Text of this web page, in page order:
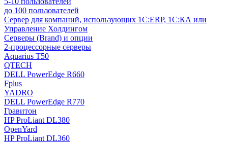
до 100 пользователей
Сервер для компаний, использующих 1C:ERP, 1С:КА или
Управление Холдингом
Серверы (Brand) и опции
2-процессорные серверы
Aquarius T50
QTECH
DELL PowerEdge R660
Fplus
YADRO
DELL PowerEdge R770
Гравитон
HP ProLiant DL380
OpenYard
HP ProLiant DL360